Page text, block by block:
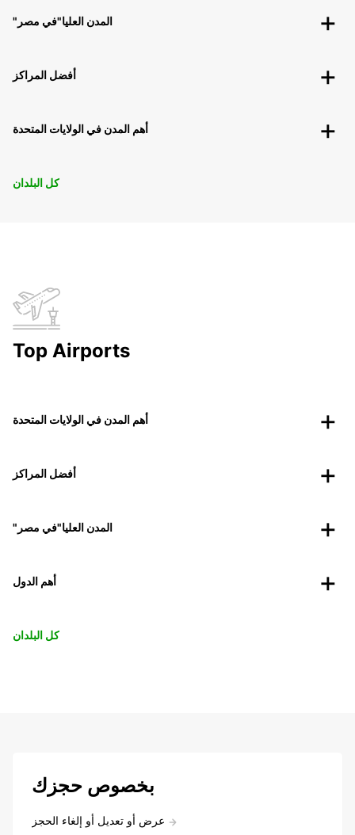
"المدن العليا"في مصر
أفضل المراكز
أهم المدن في الولايات المتحدة
كل البلدان
Top Airports
أهم المدن في الولايات المتحدة
أفضل المراكز
"المدن العليا"في مصر
أهم الدول
كل البلدان
بخصوص حجزك
عرض أو تعديل أو إلغاء الحجز